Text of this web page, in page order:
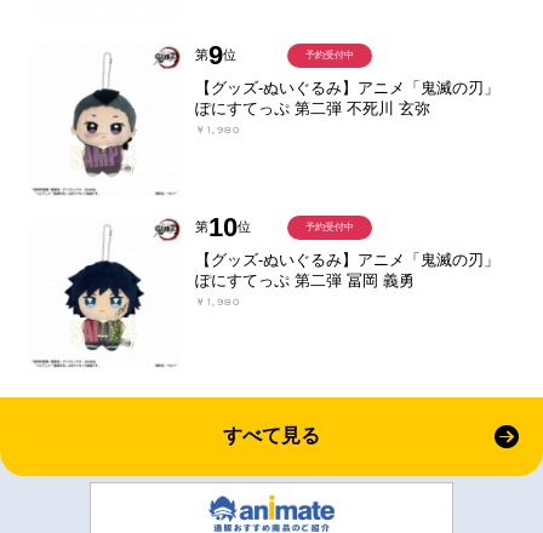
第9位
【グッズ-ぬいぐるみ】アニメ「鬼滅の刃」
ぽにすてっぷ 第二弾 不死川 玄弥
￥1,980
予約受付中
第10位
【グッズ-ぬいぐるみ】アニメ「鬼滅の刃」
ぽにすてっぷ 第二弾 冨岡 義勇
￥1,980
予約受付中
すべて見る